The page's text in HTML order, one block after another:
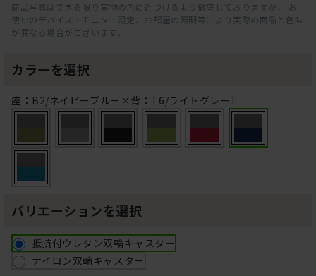
商品写真はできる限り実物の色に近づけるよう徹底しておりますが、 お
使いのデバイス・モニター設定、お部屋の照明等により実際の商品と色味
が異なる場合がございます。
カラーを選択
座：B2/ネイビーブルー×背：T6/ライトグレーT
バリエーションを選択
抵抗付ウレタン双輪キャスター
ナイロン双輪キャスター